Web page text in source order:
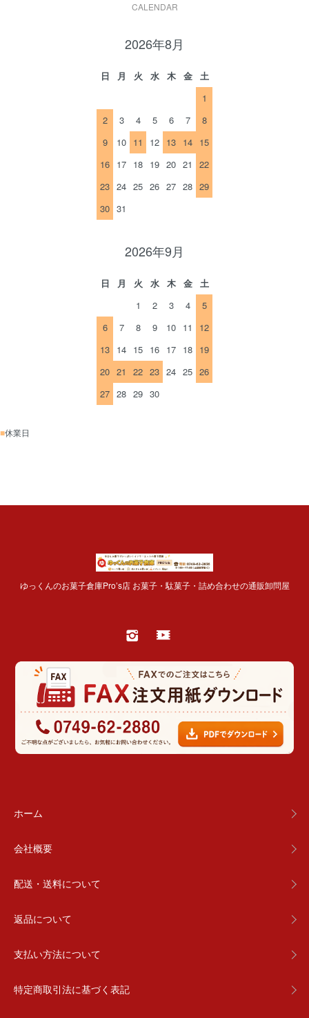
CALENDAR
2026年8月
日 月 火 水 木 金
土
1
2
3 4 5 6 7
8
9
10 11 12 13 14 15
16 17 18 19 20 21
22
23 24 25 26 27 28 29
30 31
2026年9月
日 月 火 水 木 金
土
1
2 3 4
5
6
7 8 9 10 11
12
13 14 15 16 17 18 19
20 21 22 23 24 25 26
27 28 29 30
■休業日
ゆっくんのお菓子倉庫Pro’s店 お菓子・駄菓子・詰め合わせの通販卸問屋
ホーム
会社概要
配送・送料について
返品について
支払い方法について
特定商取引法に基づく表記